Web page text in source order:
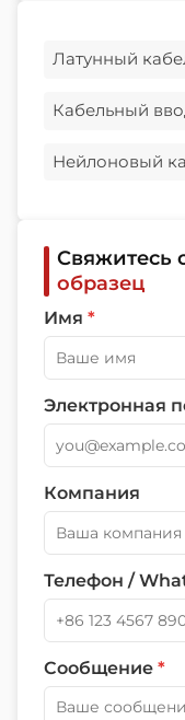
Латунный
Кабельный
Нейлоновый
Свяжитесь
образец
Имя *
Электронная
Компания
Телефон /
Сообщение *